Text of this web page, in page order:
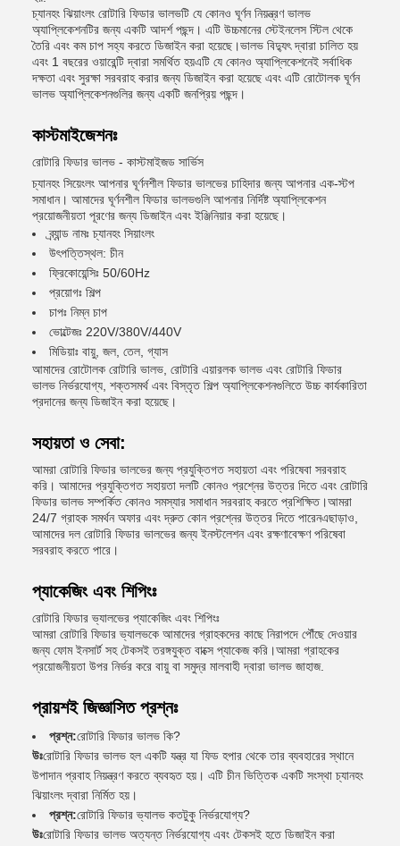
চ্যানহং ঝিয়াংলং রোটারি ফিডার ভালভটি যে কোনও ঘূর্ণন নিয়ন্ত্রণ ভালভ
অ্যাপ্লিকেশনটির জন্য একটি আদর্শ পছন্দ। এটি উচ্চমানের স্টেইনলেস স্টিল থেকে
তৈরি এবং কম চাপ সহ্য করতে ডিজাইন করা হয়েছে।ভালভ বিদ্যুৎ দ্বারা চালিত হয়
এবং 1 বছরের ওয়ারেন্টি দ্বারা সমর্থিত হয়এটি যে কোনও অ্যাপ্লিকেশনেই সর্বাধিক
দক্ষতা এবং সুরক্ষা সরবরাহ করার জন্য ডিজাইন করা হয়েছে এবং এটি রোটোলক ঘূর্ণন
ভালভ অ্যাপ্লিকেশনগুলির জন্য একটি জনপ্রিয় পছন্দ।
কাস্টমাইজেশনঃ
রোটারি ফিডার ভালভ - কাস্টমাইজড সার্ভিস
চ্যানহং সিয়েংলং আপনার ঘূর্ণনশীল ফিডার ভালভের চাহিদার জন্য আপনার এক-স্টপ
সমাধান। আমাদের ঘূর্ণনশীল ফিডার ভালভগুলি আপনার নির্দিষ্ট অ্যাপ্লিকেশন
প্রয়োজনীয়তা পূরণের জন্য ডিজাইন এবং ইঞ্জিনিয়ার করা হয়েছে।
ব্র্যান্ড নামঃ চ্যানহং সিয়াংলং
উৎপত্তিস্থল: চীন
ফ্রিকোয়েন্সিঃ 50/60Hz
প্রয়োগঃ শিল্প
চাপঃ নিম্ন চাপ
ভোল্টেজঃ 220V/380V/440V
মিডিয়াঃ বায়ু, জল, তেল, গ্যাস
আমাদের রোটোলক রোটারি ভালভ, রোটারি এয়ারলক ভালভ এবং রোটারি ফিডার
ভালভ নির্ভরযোগ্য, শক্তসমর্থ এবং বিস্তৃত শিল্প অ্যাপ্লিকেশনগুলিতে উচ্চ কার্যকারিতা
প্রদানের জন্য ডিজাইন করা হয়েছে।
সহায়তা ও সেবা:
আমরা রোটারি ফিডার ভালভের জন্য প্রযুক্তিগত সহায়তা এবং পরিষেবা সরবরাহ
করি। আমাদের প্রযুক্তিগত সহায়তা দলটি কোনও প্রশ্নের উত্তর দিতে এবং রোটারি
ফিডার ভালভ সম্পর্কিত কোনও সমস্যার সমাধান সরবরাহ করতে প্রশিক্ষিত।আমরা
24/7 গ্রাহক সমর্থন অফার এবং দ্রুত কোন প্রশ্নের উত্তর দিতে পারেনএছাড়াও,
আমাদের দল রোটারি ফিডার ভালভের জন্য ইনস্টলেশন এবং রক্ষণাবেক্ষণ পরিষেবা
সরবরাহ করতে পারে।
প্যাকেজিং এবং শিপিংঃ
রোটারি ফিডার ভ্যালভের প্যাকেজিং এবং শিপিংঃ
আমরা রোটারি ফিডার ভ্যালভকে আমাদের গ্রাহকদের কাছে নিরাপদে পৌঁছে দেওয়ার
জন্য ফোম ইনসার্ট সহ টেকসই তরঙ্গযুক্ত বাক্সে প্যাকেজ করি।আমরা গ্রাহকের
প্রয়োজনীয়তা উপর নির্ভর করে বায়ু বা সমুদ্র মালবাহী দ্বারা ভালভ জাহাজ.
প্রায়শই জিজ্ঞাসিত প্রশ্নঃ
প্রশ্ন:রোটারি ফিডার ভালভ কি?
উঃরোটারি ফিডার ভালভ হল একটি যন্ত্র যা ফিড হপার থেকে তার ব্যবহারের স্থানে
উপাদান প্রবাহ নিয়ন্ত্রণ করতে ব্যবহৃত হয়। এটি চীন ভিত্তিক একটি সংস্থা চ্যানহং
ঝিয়াংলং দ্বারা নির্মিত হয়।
প্রশ্ন:রোটারি ফিডার ভ্যালভ কতটুকু নির্ভরযোগ্য?
উঃরোটারি ফিডার ভালভ অত্যন্ত নির্ভরযোগ্য এবং টেকসই হতে ডিজাইন করা